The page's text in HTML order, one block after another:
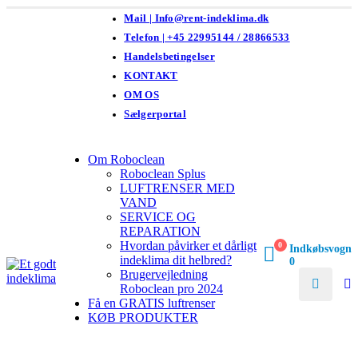
Mail | Info@rent-indeklima.dk
Telefon | +45 22995144 / 28866533
Handelsbetingelser
KONTAKT
OM OS
Sælgerportal
Om Roboclean
Roboclean Splus
LUFTRENSER MED
VAND
SERVICE OG
REPARATION
Hvordan påvirker et dårligt
indeklima dit helbred?
Brugervejledning
Roboclean pro 2024
Få en GRATIS luftrenser
KØB PRODUKTER
0
Indkøbsvogn
0